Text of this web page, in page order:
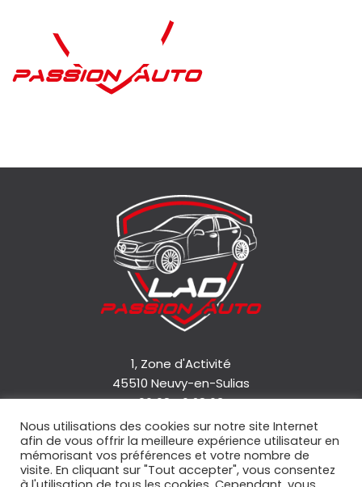
1, Zone d'Activité
45510 Neuvy-en-Sulias
06 08 46 28 63
Accueil
Qui sommes-nous ?
Nous utilisations des cookies sur notre site Internet
afin de vous offrir la meilleure expérience utilisateur en
mémorisant vos préférences et votre nombre de
visite. En cliquant sur "Tout accepter", vous consentez